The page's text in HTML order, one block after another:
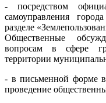
- посредством
самоуправления
разделе
Общественные
вопросам в сфере
территории
- в письменной форме
проведение